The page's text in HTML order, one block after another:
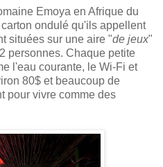
Emoya en Afrique du
ondulé qu'ils appellent
situées sur une aire "de jeux"
personnes. Chaque petite
l'eau courante, le Wi-Fi et
80$ et beaucoup de
pour vivre comme des